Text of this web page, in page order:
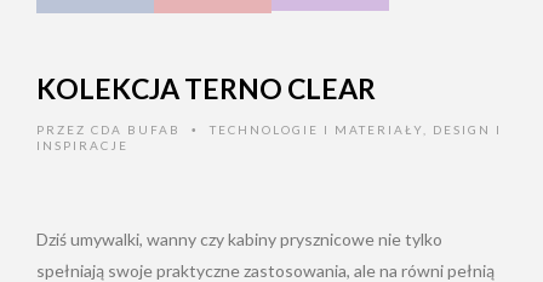
KOLEKCJA TERNO CLEAR
PRZEZ CDA BUFAB • TECHNOLOGIE I MATERIAŁY
DESIGN I
INSPIRACJE
Dziś umywalki, wanny czy kabiny prysznicowe nie tylko
spełniają swoje praktyczne zastosowania, ale na równi pełnią